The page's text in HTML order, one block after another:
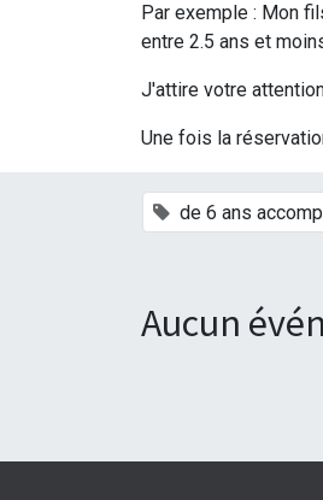
Par exemple : Mon
entre 2.5 ans et
J'attire votre
Une fois la
de 6 ans
Aucun